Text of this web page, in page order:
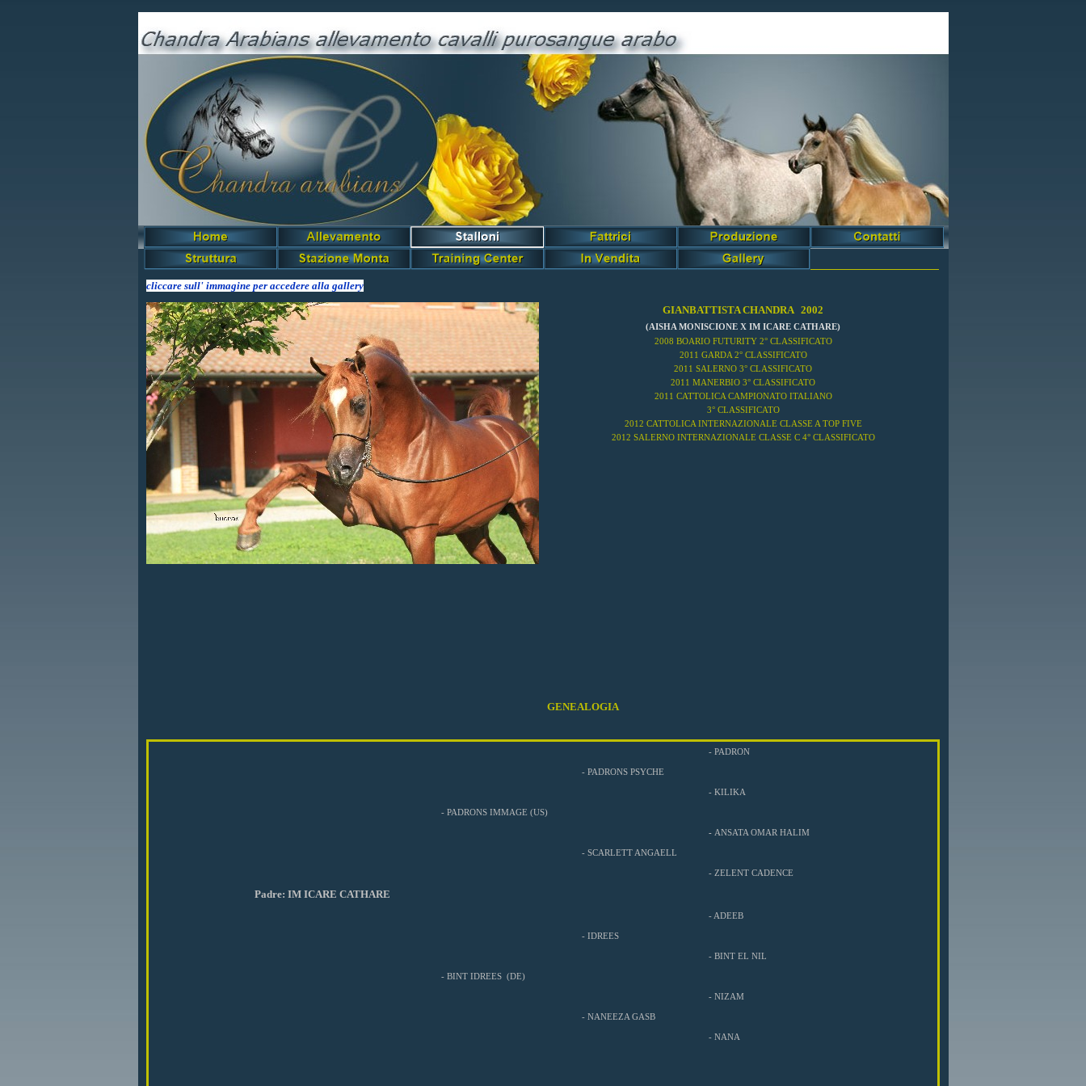
Gianbattista
cliccare sull' immagine per accedere alla gallery
GIANBATTISTA CHANDRA 2002
(AISHA MONISCIONE X IM ICARE CATHARE)
2008 BOARIO FUTURITY 2° CLASSIFICATO
2011 GARDA 2° CLASSIFICATO
2011 SALERNO 3° CLASSIFICATO
2011 MANERBIO 3° CLASSIFICATO
2011 CATTOLICA CAMPIONATO ITALIANO
3° CLASSIFICATO
2012 CATTOLICA INTERNAZIONALE CLASSE A TOP FIVE
2012 SALERNO INTERNAZIONALE CLASSE C 4° CLASSIFICATO
GENEALOGIA
-PADRON
-PADRONS PSYCHE
-KILIKA
-PADRONS IMMAGE (US)
- ANSATA OMAR HALIM
-SCARLETT ANGAELL
-ZELENT CADENCE
Padre: IM ICARE CATHARE
-ADEEB
-IDREES
-BINT EL NIL
-BINT IDREES (DE)
-NIZAM
-NANEEZA GASB
-NANA